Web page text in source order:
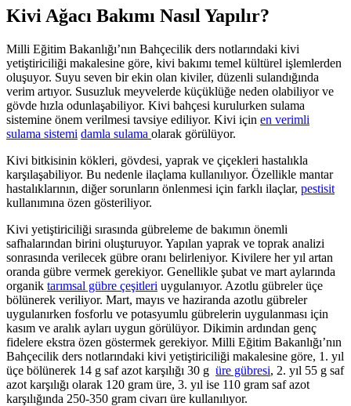
Kivi Ağacı Bakımı Nasıl Yapılır?
Milli Eğitim Bakanlığı’nın Bahçecilik ders notlarındaki kivi
yetiştiriciliği makalesine göre, kivi bakımı temel kültürel işlemlerden
oluşuyor. Suyu seven bir ekin olan kiviler, düzenli sulandığında
verim artıyor. Susuzluk meyvelerde küçüklüğe neden olabiliyor ve
gövde hızla odunlaşabiliyor. Kivi bahçesi kurulurken sulama
sistemine önem verilmesi tavsiye ediliyor. Kivi için en verimli
sulama sistemi damla sulama olarak görülüyor.
Kivi bitkisinin kökleri, gövdesi, yaprak ve çiçekleri hastalıkla
karşılaşabiliyor. Bu nedenle ilaçlama kullanılıyor. Özellikle mantar
hastalıklarının, diğer sorunların önlenmesi için farklı ilaçlar, pestisit
kullanımına özen gösteriliyor.
Kivi yetiştiriciliği sırasında gübreleme de bakımın önemli
safhalarından birini oluşturuyor. Yapılan yaprak ve toprak analizi
sonrasında verilecek gübre oranı belirleniyor. Kivilere her yıl artan
oranda gübre vermek gerekiyor. Genellikle şubat ve mart aylarında
organik tarımsal gübre çeşitleri uygulanıyor. Azotlu gübreler üçe
bölünerek veriliyor. Mart, mayıs ve haziranda azotlu gübreler
uygulanırken fosforlu ve potasyumlu gübrelerin uygulanması için
kasım ve aralık ayları uygun görülüyor. Dikimin ardından genç
fidelere ekstra özen göstermek gerekiyor. Milli Eğitim Bakanlığı’nın
Bahçecilik ders notlarındaki kivi yetiştiriciliği makalesine göre, 1. yıl
üçe bölünerek 14 g saf azot karşılığı 30 g üre gübresi, 2. yıl 55 g saf
azot karşılığı olarak 120 gram üre, 3. yıl ise 110 gram saf azot
karşılığında 250-350 gram civarı üre kullanılıyor.